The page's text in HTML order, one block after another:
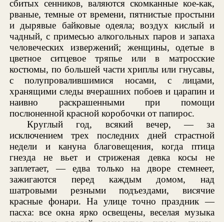
сбитых сенников, валяются скомканные кое-как,
рваные, темные от времени, пятнистые простыни
и дырявые байковые одеяла; воздух кислый и
чадный, с примесью алкогольных паров и запаха
человеческих извержений; женщины, одетые в
цветное ситцевое тряпье или в матросские
костюмы, по большей части хриплы или гнусавы,
с полупровалившимися носами, с лицами,
хранящими следы вчерашних побоев и царапин и
наивно раскрашенными при помощи
послюненной красной коробочки от папирос.
Круглый год, всякий вечер, — за
исключением трех последних дней страстной
недели и кануна благовещения, когда птица
гнезда не вьет и стриженая девка косы не
заплетает, — едва только на дворе стемнеет,
зажигаются перед каждым домом, над
шатровыми резными подъездами, висячие
красные фонари. На улице точно праздник —
пасха: все окна ярко освещены, веселая музыка